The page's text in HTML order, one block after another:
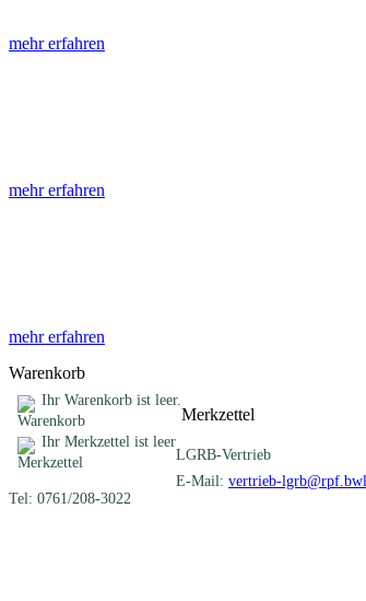
mehr erfahren
mehr erfahren
mehr erfahren
Warenkorb
Ihr Warenkorb ist leer.
Merkzettel
Ihr Merkzettel ist leer
LGRB-Vertrieb
E-Mail: vertrieb-
Tel: 0761/208-3022